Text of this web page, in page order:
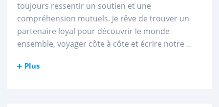
toujours ressentir un soutien et une
compréhension mutuels. Je rêve de trouver un
partenaire loyal pour découvrir le monde
ensemble, voyager côte à côte et écrire notre ...
Plus